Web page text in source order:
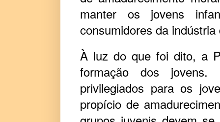
manter os jovens
consumidores da
À luz do que foi dito, a
formação dos jovens.
privilegiados para os
propício de